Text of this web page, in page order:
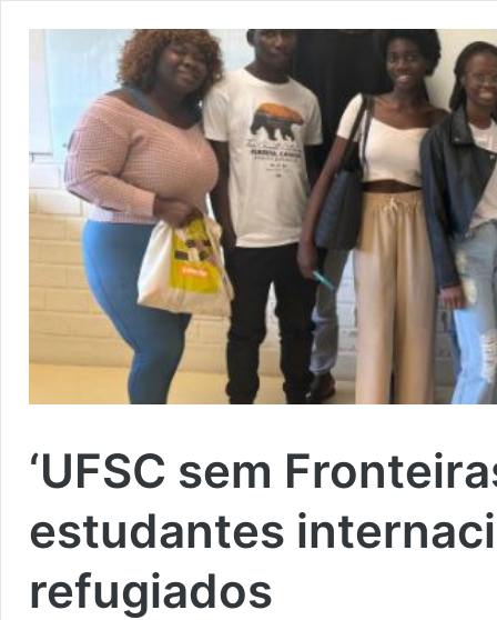
‘UFSC sem
estudantes
refugiados